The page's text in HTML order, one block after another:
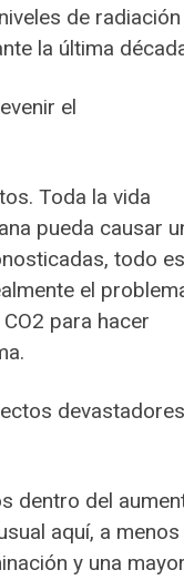
de radiación
la última
el
Toda la vida
pueda causar
todo
el
para hacer
devastadores
dentro del
aquí, a menos
y una mayor